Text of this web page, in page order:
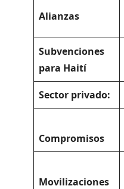
Alianzas
Subvenciones
para Haití
Sector privado:
Compromisos
Movilizaciones